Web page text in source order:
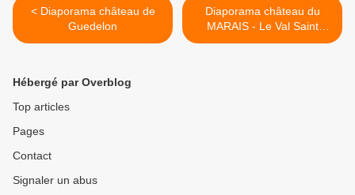
< Diaporama château de
Guedelon
Diaporama château du
MARAIS - Le Val Saint
Germain >
Hébergé par Overblog
Top articles
Pages
Contact
Signaler un abus